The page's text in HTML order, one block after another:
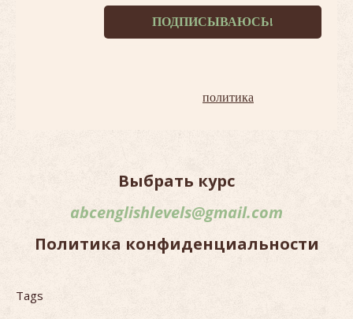
политика
Выбрать курс
abcenglishlevels@gmail.com
Политика конфиденциальности
Tags